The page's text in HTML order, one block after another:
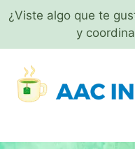
¿Viste algo que te
y